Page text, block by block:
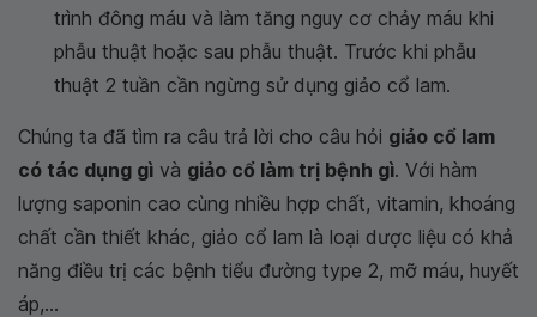
trình đông máu và làm tăng nguy cơ chảy máu khi
phẫu thuật hoặc sau phẫu thuật. Trước khi phẫu
thuật 2 tuần cần ngừng sử dụng giảo cổ lam.
Chúng ta đã tìm ra câu trả lời cho câu hỏi giảo cổ lam
có tác dụng gì và giảo cổ làm trị bệnh gì. Với hàm
lượng saponin cao cùng nhiều hợp chất, vitamin, khoáng
chất cần thiết khác, giảo cổ lam là loại dược liệu có khả
năng điều trị các bệnh tiểu đường type 2, mỡ máu, huyết
áp,...